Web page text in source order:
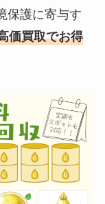
保護に寄与す
価買取でお得